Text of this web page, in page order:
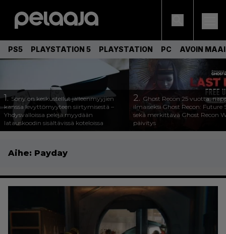
PS5 PLAYSTATION 5 PLAYSTATION PC AVOIN
1.Sony on keskustellut jälleenmyyjien
kanssa levyttömyyteen siirtymisestä –
Yhdysvalloissa pelejä myydään
latauskoodin sisältävissä koteloissa
2. Ghost Recon 25 vuotta:
ilmaiseksi Ghost Recon: Future
sekä merkittävä Ghost Recon
päivitys
Aihe: Payday